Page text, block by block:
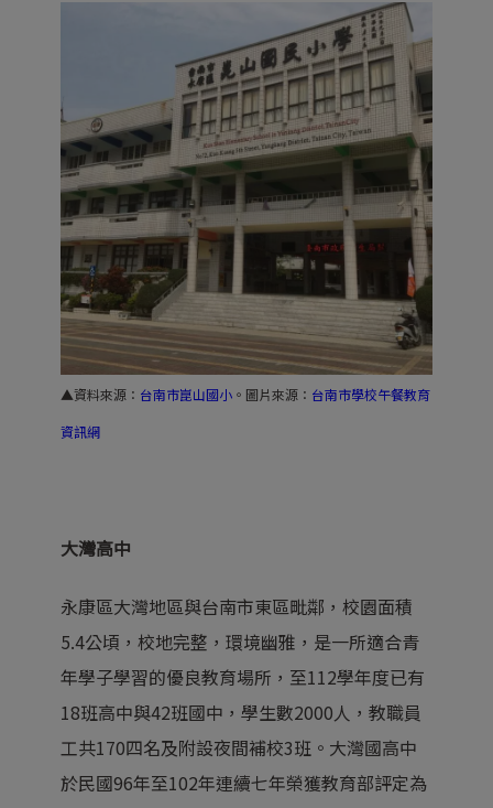
▲資料來源： 台南市崑山國小 。圖片來源： 台南市學校午餐教育
資訊網
大灣高中
永康區大灣地區與台南市東區毗鄰，校園面積
5.4公頃，校地完整，環境幽雅，是一所適合青
年學子學習的優良教育場所，至112學年度已有
18班高中與42班國中，學生數2000人，教職員
工共170四名及附設夜間補校3班。大灣國高中
於民國96年至102年連續七年榮獲教育部評定為